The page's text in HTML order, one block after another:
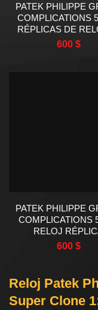
PATEK PHILIPPE
COMPLICATIONS
RÉPLICAS DE
EN COLOR AZUL
600 $
PATEK PHILIPPE
COMPLICATIONS
RELOJ
ESFERA BLANCA
600 $
Reloj Patek
Super Clone